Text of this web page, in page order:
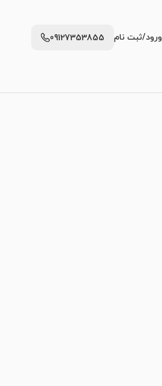
ورود/ثبت نام 09127353855